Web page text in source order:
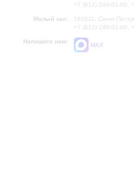
+7 (812) 240-01-00,
Малый зал:
191011, Санкт-
+7 (812) 240-01-00,
Напишите нам:
MAX